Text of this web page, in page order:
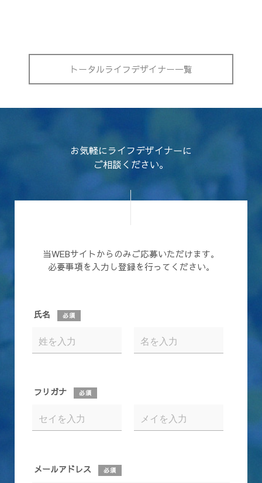
トータルライフデザイナー一覧
お気軽にライフデザイナーに
ご相談ください。
当WEBサイトからのみご応募いただけます。
必要事項を入力し登録を行ってください。
氏名 必須
フリガナ 必須
メールアドレス 必須